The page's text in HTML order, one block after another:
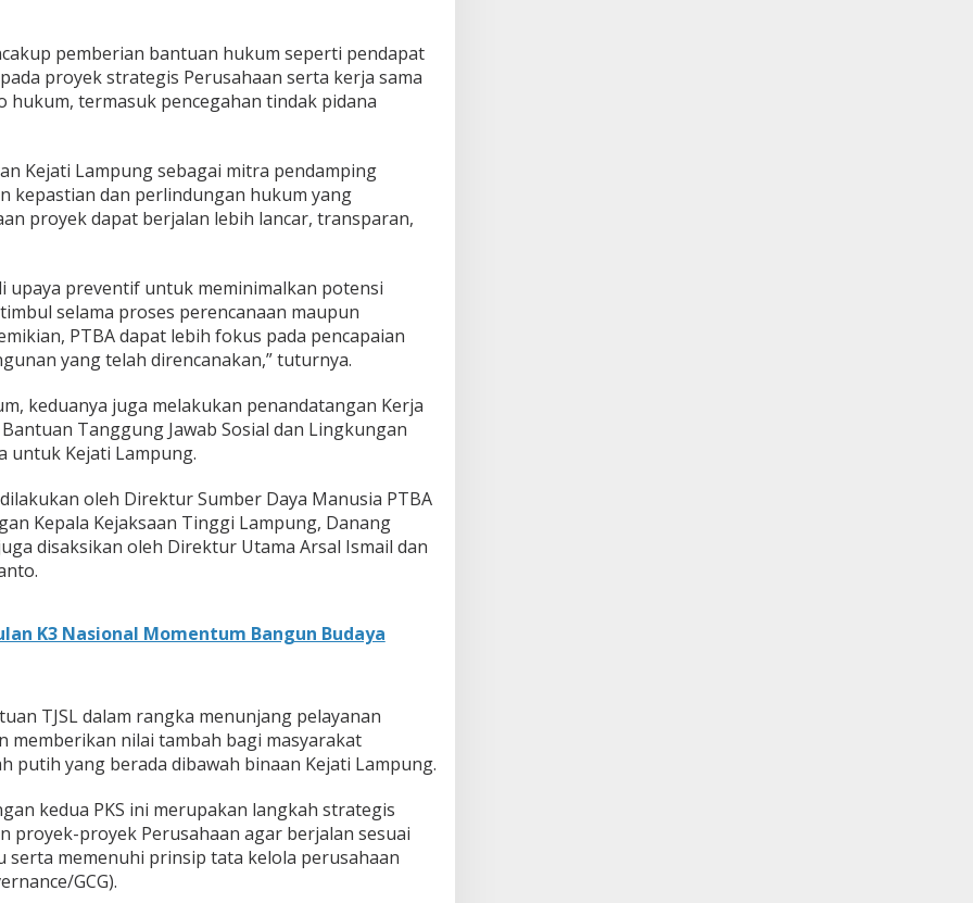
pemberian bantuan hukum seperti pendapat
proyek strategis Perusahaan serta kerja sama
hukum, termasuk pencegahan tindak pidana
Kejati Lampung sebagai mitra pendamping
kepastian dan perlindungan hukum yang
proyek dapat berjalan lebih lancar, transparan,
upaya preventif untuk meminimalkan potensi
selama proses perencanaan maupun
PTBA dapat lebih fokus pada pencapaian
yang telah direncanakan,” tuturnya.
keduanya juga melakukan penandatangan Kerja
Tanggung Jawab Sosial dan Lingkungan
untuk Kejati Lampung.
oleh Direktur Sumber Daya Manusia PTBA
Kepala Kejaksaan Tinggi Lampung, Danang
disaksikan oleh Direktur Utama Arsal Ismail dan
K3 Nasional Momentum Bangun Budaya
TJSL dalam rangka menunjang pelayanan
memberikan nilai tambah bagi masyarakat
putih yang berada dibawah binaan Kejati Lampung.
kedua PKS ini merupakan langkah strategis
proyek-proyek Perusahaan agar berjalan sesuai
serta memenuhi prinsip tata kelola perusahaan
GCG).